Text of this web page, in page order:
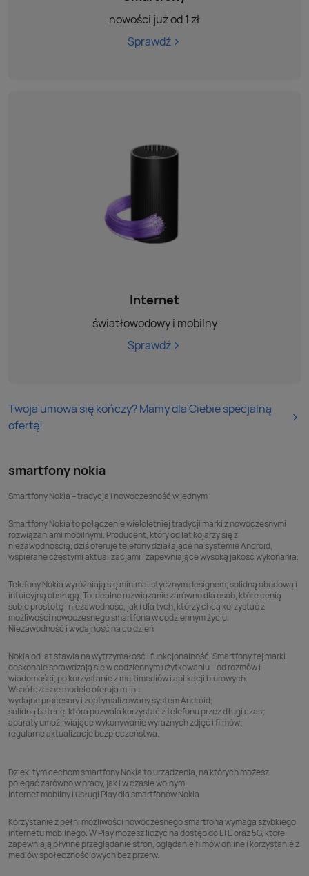
nowości już od 1 zł
Sprawdź
Internet
światłowodowy i mobilny
Sprawdź
Twoja umowa się kończy? Mamy dla Ciebie specjalną
ofertę!
smartfony nokia
Smartfony Nokia – tradycja i nowoczesność w jednym
Smartfony Nokiato połączenie wieloletniej tradycji marki z nowoczesnymi
rozwiązaniami mobilnymi. Producent, który od lat kojarzy się z
niezawodnością, dziś oferuje telefony działające na systemie Android,
wspierane częstymi aktualizacjami i zapewniające wysoką jakość wykonania.
Telefony Nokia wyróżniają się minimalistycznym designem, solidną obudową i
intuicyjną obsługą. To idealne rozwiązanie zarówno dla osób, które cenią
sobie prostotę i niezawodność, jak i dla tych, którzy chcą korzystać z
możliwości nowoczesnego smartfona w codziennym życiu.
Niezawodność i wydajność na co dzień
Nokia od lat stawia na wytrzymałość i funkcjonalność. Smartfony tej marki
doskonale sprawdzają się w codziennym użytkowaniu – od rozmów i
wiadomości, po korzystanie z multimediów i aplikacji biurowych.
Współczesne modele oferują m.in.:
wydajne procesory i zoptymalizowany system Android;
solidną baterię, która pozwala korzystać z telefonu przez długi czas;
aparaty umożliwiające wykonywanie wyraźnych zdjęć i filmów;
regularne aktualizacje bezpieczeństwa.
Dzięki tym cechom smartfony Nokia to urządzenia, na których możesz
polegać zarówno w pracy, jak i w czasie wolnym.
Internet mobilny i usługi Play dla smartfonów Nokia
Korzystanie z pełni możliwości nowoczesnego smartfona wymaga szybkiego
internetu mobilnego. W Play możesz liczyć na dostęp doLTEoraz 5G, które
zapewniają płynne przeglądanie stron, oglądanie filmów online i korzystanie z
mediów społecznościowych bez przerw.